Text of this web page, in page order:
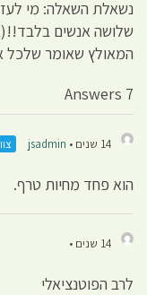
נשאלת השאלה: מי
שלושה אנשים
המאולץ שאומר שלכל
7 Answers
14 שנים • jsadmin
הוא פחד מחיות טרף.
14 שנים •
לרב הפוטנציאלי